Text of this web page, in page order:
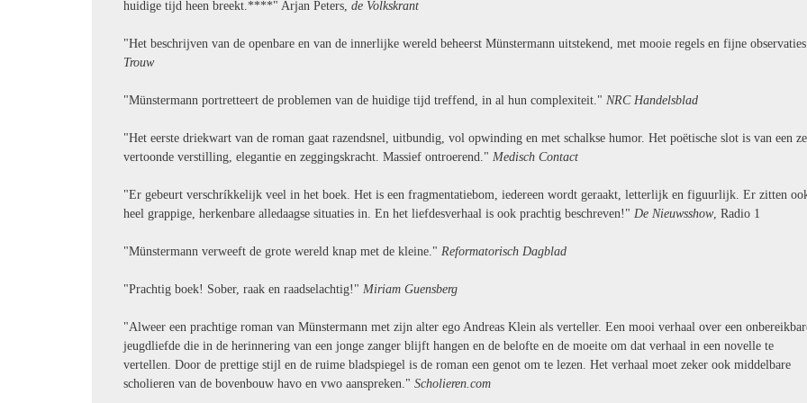
huidige tijd heen breekt.****" Arjan Peters, de Volkskrant
"Het beschrijven van de openbare en van de innerlijke wereld beheerst Münstermann uitstekend, met mooie regels en fijne
Trouw
"Münstermann portretteert de problemen van de huidige tijd treffend, in al hun complexiteit." NRC Handelsblad
"Het eerste driekwart van de roman gaat razendsnel, uitbundig, vol opwinding en met schalkse humor. Het poëtische slot is van een
vertoonde verstilling, elegantie en zeggingskracht. Massief ontroerend." Medisch Contact
"Er gebeurt verschríkkelijk veel in het boek. Het is een fragmentatiebom, iedereen wordt geraakt, letterlijk en figuurlijk. Er zitten
heel grappige, herkenbare alledaagse situaties in. En het liefdesverhaal is ook prachtig beschreven!" De Nieuwsshow, Radio 1
"Münstermann verweeft de grote wereld knap met de kleine." Reformatorisch Dagblad
"Prachtig boek! Sober, raak en raadselachtig!" Miriam Guensberg
"Alweer een prachtige roman van Münstermann met zijn alter ego Andreas Klein als verteller. Een mooi verhaal over een
jeugdliefde die in de herinnering van een jonge zanger blijft hangen en de belofte en de moeite om dat verhaal in een novelle te
vertellen. Door de prettige stijl en de ruime bladspiegel is de roman een genot om te lezen. Het verhaal moet zeker ook middelbare
scholieren van de bovenbouw havo en vwo aanspreken." Scholieren.com